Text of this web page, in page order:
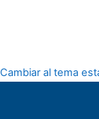
Cambiar al tema